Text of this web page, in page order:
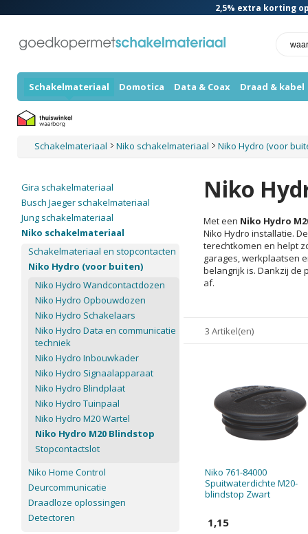
2,5% extra korting
Schakelmateriaal Domotica Data & Coax Draad & kabel
Schakelmateriaal Niko schakelmateriaal Niko Hydro (voor
Niko
Met een Niko Hydro
Niko Hydro installatie.
terechtkomen en helpt
garages, werkplaatsen
belangrijk is. Dankzij de
af.
3 Artikel(en)
Niko 761-84000
Spuitwaterdichte M20-
blindstop Zwart
1,15
Gira schakelmateriaal
Busch Jaeger schakelmateriaal
Jung schakelmateriaal
Niko schakelmateriaal
Schakelmateriaal en stopcontacten
Niko Hydro (voor buiten)
Niko Hydro Wandcontactdozen
Niko Hydro Opbouwdozen
Niko Hydro Schakelaars
Niko Hydro Data en communicatie
techniek
Niko Hydro Inbouwkader
Niko Hydro Signaalapparaat
Niko Hydro Blindplaat
Niko Hydro Tuinpaal
Niko Hydro M20 Wartel
Niko Hydro M20 Blindstop
Stopcontactslot
Niko Home Control
Deurcommunicatie
Draadloze oplossingen
Detectoren